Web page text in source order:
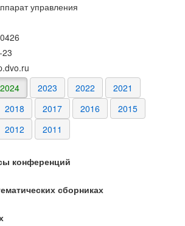
управления
23
2024 2023 2022
2021
2018 2017 2016
2015
2012 2011
конференций
сборниках